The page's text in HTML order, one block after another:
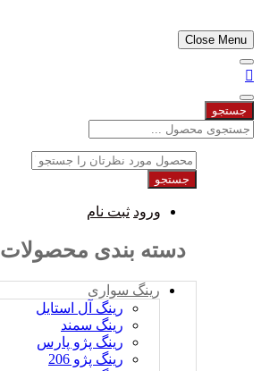
Close Menu
جستجو
جستجو
ورود ثبت نام
دسته بندی محصولات
رینگ سواری
رینگ آل استایل
رینگ سمند
رینگ پژو پارس
رینگ پژو 206